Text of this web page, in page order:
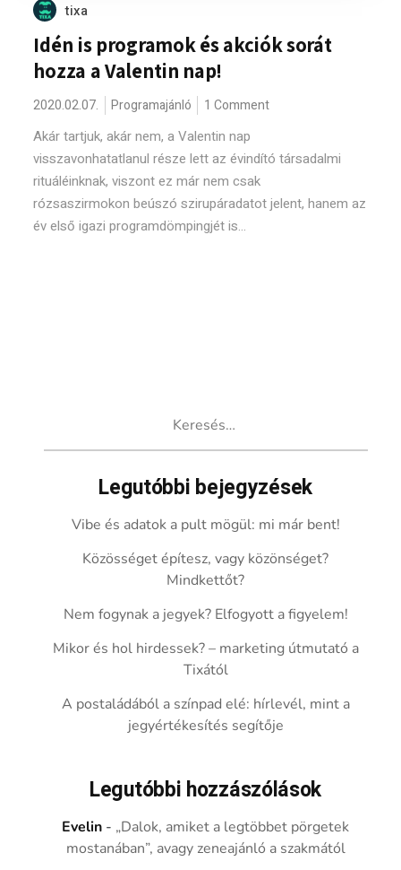
tixa
Idén is programok és akciók sorát
hozza a Valentin nap!
2020.02.07. Programajánló 1 Comment
Akár tartjuk, akár nem, a Valentin nap
visszavonhatatlanul része lett az évindító társadalmi
rituáléinknak, viszont ez már nem csak
rózsaszirmokon beúszó szirupáradatot jelent, hanem az
év első igazi programdömpingjét is...
Legutóbbi bejegyzések
Vibe és adatok a pult mögül: mi már bent!
Közösséget építesz, vagy közönséget?
Mindkettőt?
Nem fogynak a jegyek? Elfogyott a figyelem!
Mikor és hol hirdessek? – marketing útmutató a
Tixától
A postaládából a színpad elé: hírlevél, mint a
jegyértékesítés segítője
Legutóbbi hozzászólások
Evelin - „Dalok, amiket a legtöbbet pörgetek
mostanában”, avagy zeneajánló a szakmától